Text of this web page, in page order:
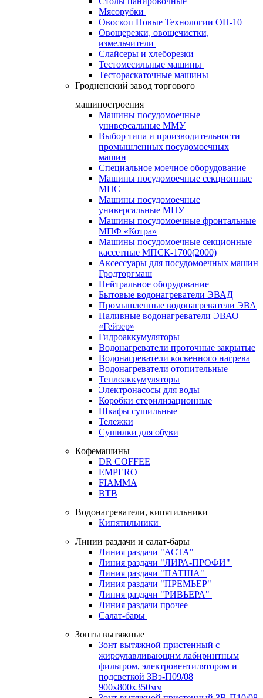
Мясорубки
Овоскоп Новые Технологии ОН-10
Овощерезки, овощечистки,
измельчители
Слайсеры и хлеборезки
Тестомесильные машины
Тестораскаточные машины
Гродненский завод торгового
машиностроения
Машины посудомоечные
универсальные ММУ
Выбор типа и производительности
промышленных посудомоечных
машин
Специальное моечное оборудование
Машины посудомоечные секционные
МПС
Машины посудомоечные
универсальные МПУ
Машины посудомоечные фронтальные
МПФ «Котра»
Машины посудомоечные секционные
кассетные МПСК-1700(2000)
Аксессуары для посудомоечных машин
Гродторгмаш
Нейтральное оборудование
Бытовые водонагреватели ЭВАД
Промышленные водонагреватели ЭВА
Наливные водонагреватели ЭВАО
«Гейзер»
Гидроаккумуляторы
Водонагреватели проточные закрытые
Водонагреватели косвенного нагрева
Водонагреватели отопительные
Теплоаккумуляторы
Электронасосы для воды
Коробки стерилизационные
Шкафы сушильные
Тележки
Сушилки для обуви
Кофемашины
DR COFFEE
EMPERO
FIAMMA
BTB
Водонагреватели, кипятильники
Кипятильники
Линии раздачи и салат-бары
Линия раздачи "АСТА"
Линия раздачи "ЛИРА-ПРОФИ"
Линия раздачи "ПАТША"
Линия раздачи "ПРЕМЬЕР"
Линия раздачи "РИВЬЕРА"
Линия раздачи прочее
Салат-бары
Зонты вытяжные
Зонт вытяжной пристенный с
жироулавливающим лабиринтным
фильтром, электровентилятором и
подсветкой ЗВэ-П09/08
900х800х350мм